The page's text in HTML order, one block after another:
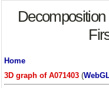
Home
3D graph of A071403(